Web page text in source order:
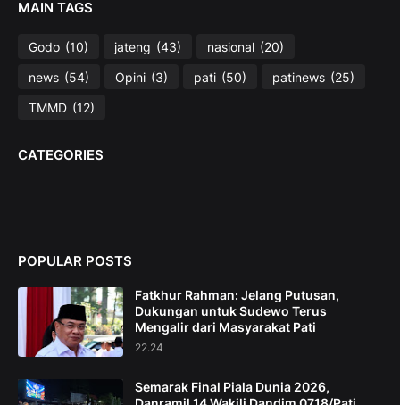
MAIN TAGS
Godo (10) jateng (43) nasional (20)
news (54) Opini (3) pati (50) patinews (25)
TMMD (12)
CATEGORIES
POPULAR POSTS
Fatkhur Rahman: Jelang Putusan,
Dukungan untuk Sudewo Terus
Mengalir dari Masyarakat Pati
22.24
Semarak Final Piala Dunia 2026,